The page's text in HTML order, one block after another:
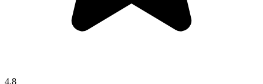
4.8